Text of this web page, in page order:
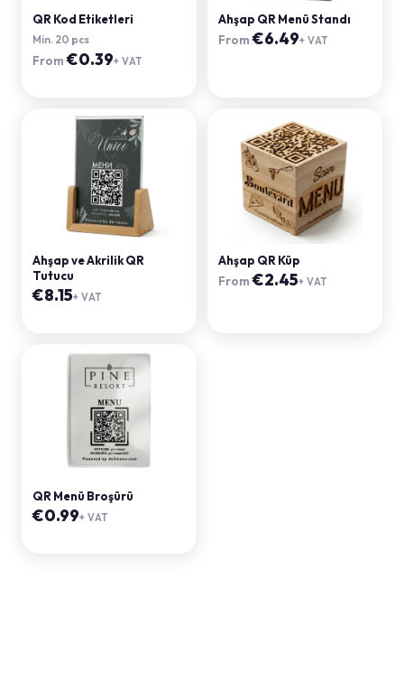
QR Kod Etiketleri
Min. 20 pcs
From €0.39+ VAT
Ahşap QR Menü Standı
From €6.49+ VAT
Ahşap ve Akrilik QR
Tutucu
€8.15+ VAT
Ahşap QR Küp
From €2.45+ VAT
QR Menü Broşürü
€0.99+ VAT